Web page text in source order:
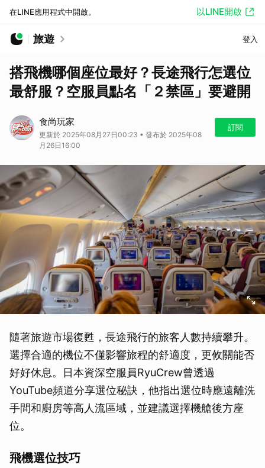
在LINE應用程式中開啟。 以LINE開啟
旅遊 登入
搭飛機哪個座位最好？長途飛行怎選位
最舒服？空服員點名「２禁區」要避開
食尚玩家
更新於 2025年08月27日00:23 • 發布於 2025年08
月26日16:00
訂閱
隨著旅遊市場復甦，長途飛行的旅客人數持續攀升。
選擇合適的機位不僅影響旅程的舒適度，更攸關能否
好好休息。日本資深空服員RyuCrew曾透過
YouTube頻道分享選位秘訣，他指出選位時應遠離洗
手間和廚房等高人流區域，並建議選擇機艙後方座
位。
飛機選位技巧